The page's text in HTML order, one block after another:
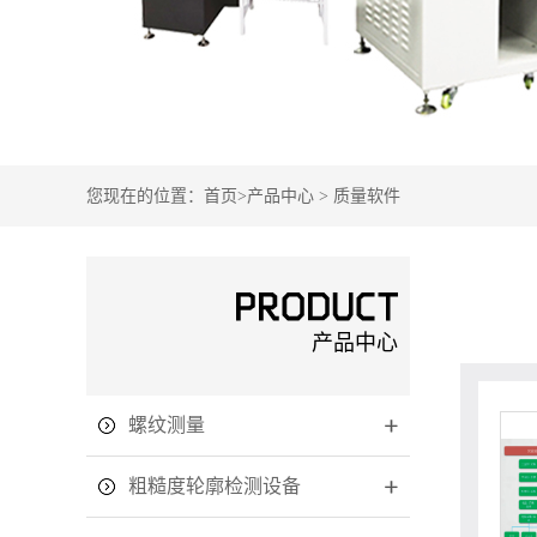
您现在的位置： 首页>产品中心 > 质量软件
产品中心
螺纹测量
粗糙度轮廓检测设备